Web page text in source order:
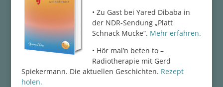
• Zu Gast bei Yared Dibaba in
der NDR-Sendung „Platt
Schnack Mucke“. Mehr erfahren.
• Hör mal’n beten to –
Radiotherapie mit Gerd
Spiekermann. Die aktuellen Geschichten. Rezept
holen.